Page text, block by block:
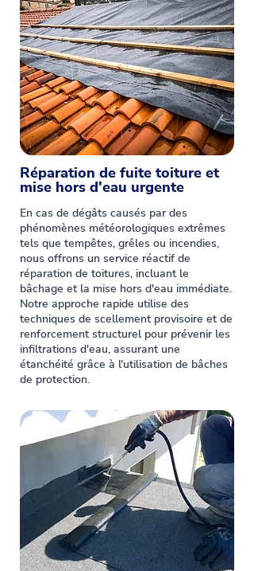
Réparation de fuite toiture et
mise hors d'eau urgente
En cas de dégâts causés par des
phénomènes météorologiques extrêmes
tels que tempêtes, grêles ou incendies,
nous offrons un service réactif de
réparation de toitures, incluant le
bâchage et la mise hors d'eau immédiate.
Notre approche rapide utilise des
techniques de scellement provisoire et de
renforcement structurel pour prévenir les
infiltrations d'eau, assurant une
étanchéité grâce à l'utilisation de bâches
de protection.